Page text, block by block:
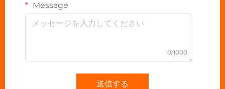
Message
0/1000
送信する